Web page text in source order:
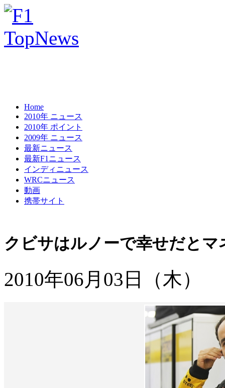
Home
2010年 ニュース
2010年 ポイント
2009年 ニュース
最新ニュース
最新F1ニュース
インディニュース
WRCニュース
動画
携帯サイト
クビサはルノーで幸せだとマ
2010年06月03日（木）